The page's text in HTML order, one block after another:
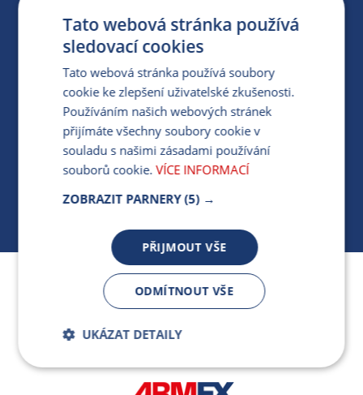
Jsme součástí skupiny ARMEX a členem Asociace
nezávislých dodavatelů energií.
PRO MÉDIA
MÁM DOTAZ KE STÁVAJÍCÍ SMLOUVĚ
412 154 154
PO-PÁ 7:30-17:00
Tato webová stránka používá
sledovací cookies
Tato webová stránka používá soubory
cookie ke zlepšení uživatelské zkušenosti.
Používáním našich webových stránek
přijímáte všechny soubory cookie v
souladu s našimi zásadami používání
souborů cookie. VÍCE INFORMACÍ
ZOBRAZIT PARNERY (5) →
PŘIJMOUT VŠE
ODMÍTNOUT VŠE
UKÁZAT DETAILY
Bezpodmínečně
nutné soubory
Výkonnostní